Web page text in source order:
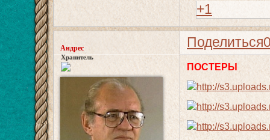
+1
Поделиться
Андрес
Хранитель
ПОСТЕРЫ